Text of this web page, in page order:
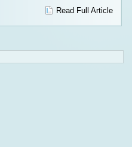
Read Full Article